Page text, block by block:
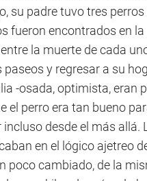
su padre tuvo tres
fueron encontrados en
la muerte de cada
y regresar a su
-osada, optimista, eran
el perro era tan bueno
desde el más allá.
en el lógico ajetreo
poco cambiado, de la